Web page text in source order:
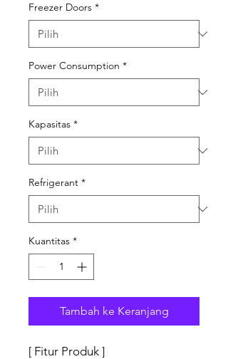
Freezer Doors *
Power Consumption *
Kapasitas *
Refrigerant *
Kuantitas *
Tambah ke Keranjang
[ Fitur Produk ]